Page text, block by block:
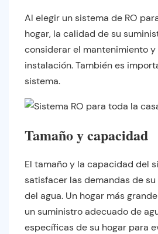
Al elegir un sistema de RO
hogar, la calidad de su
considerar el mantenimiento
instalación. También es
sistema.
Tamaño y capacidad
El tamaño y la capacidad del
satisfacer las demandas de
del agua. Un hogar más
un suministro adecuado de
específicas de su hogar para